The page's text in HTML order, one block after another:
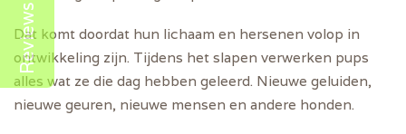
Dat komt doordat hun lichaam en hersenen volop in
ontwikkeling zijn. Tijdens het slapen verwerken pups
alles wat ze die dag hebben geleerd. Nieuwe geluiden,
nieuwe geuren, nieuwe mensen en andere honden.
Reviews